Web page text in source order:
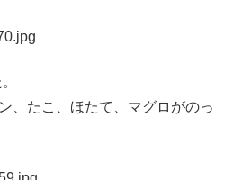
、たこ、ほたて、マグロがのっ